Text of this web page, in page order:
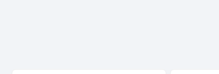
Tăng tốc
phối không khí lạnh đều khắp phòng